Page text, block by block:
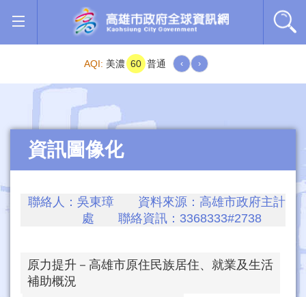
跳到主要內容區塊
AQI: 美濃 60 普通 ‹ ›
資訊圖像化
聯絡人：吳東璋 資料來源：高雄市政府主計
處 聯絡資訊：3368333#2738
原力提升－高雄市原住民族居住、就業及生活
補助概況